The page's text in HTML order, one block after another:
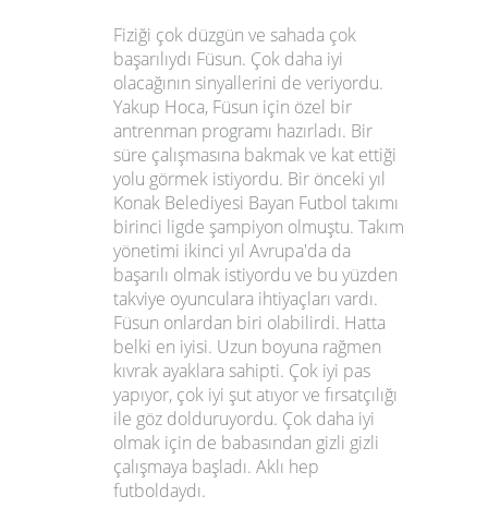
Fiziği çok düzgün ve sahada çok
başarılıydı Füsun. Çok daha iyi
olacağının sinyallerini de veriyordu.
Yakup Hoca, Füsun için özel bir
antrenman programı hazırladı. Bir
süre çalışmasına bakmak ve kat ettiği
yolu görmek istiyordu. Bir önceki yıl
Konak Belediyesi Bayan Futbol takımı
birinci ligde şampiyon olmuştu. Takım
yönetimi ikinci yıl Avrupa'da da
başarılı olmak istiyordu ve bu yüzden
takviye oyunculara ihtiyaçları vardı.
Füsun onlardan biri olabilirdi. Hatta
belki en iyisi. Uzun boyuna rağmen
kıvrak ayaklara sahipti. Çok iyi pas
yapıyor, çok iyi şut atıyor ve fırsatçılığı
ile göz dolduruyordu. Çok daha iyi
olmak için de babasından gizli gizli
çalışmaya başladı. Aklı hep
futboldaydı.